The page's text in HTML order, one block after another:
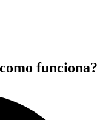
funciona?